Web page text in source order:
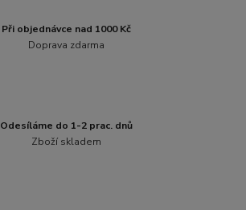
Při objednávce nad 1000 Kč
Doprava zdarma
Odesíláme do 1-2 prac. dnů
Zboží skladem